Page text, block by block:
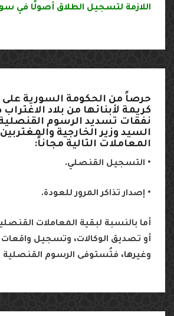
اللازمة لتسجيل الطلاق أصولًا في
حرصاً من الحكومة السورية على
كريمة لأبنائها من بلاد الاغتراب
نفقات تسديد الرسوم
السيد وزير الخارجية والمغتربين
المعاملات التالية مجاناً:
• التسجيل القنصلي.
• إصدار تذاكر المرور للعودة.
أما بالنسبة لبقية المعاملات
أو تصديق الوكالات، وتسجيل واقعات
وغيرها، فتُستوفى الرسوم القنصلية